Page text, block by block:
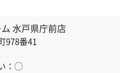
水戸県庁前店
978番41
： ◯